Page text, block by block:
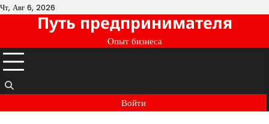
Перейти
содержимому
Чт, Авг 6, 2026
Путь предпринимателя
Опыт бизнеса
Войти